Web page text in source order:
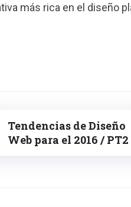
más rica en el diseño
Tendencias de Diseño
Web para el 2016 / PT2